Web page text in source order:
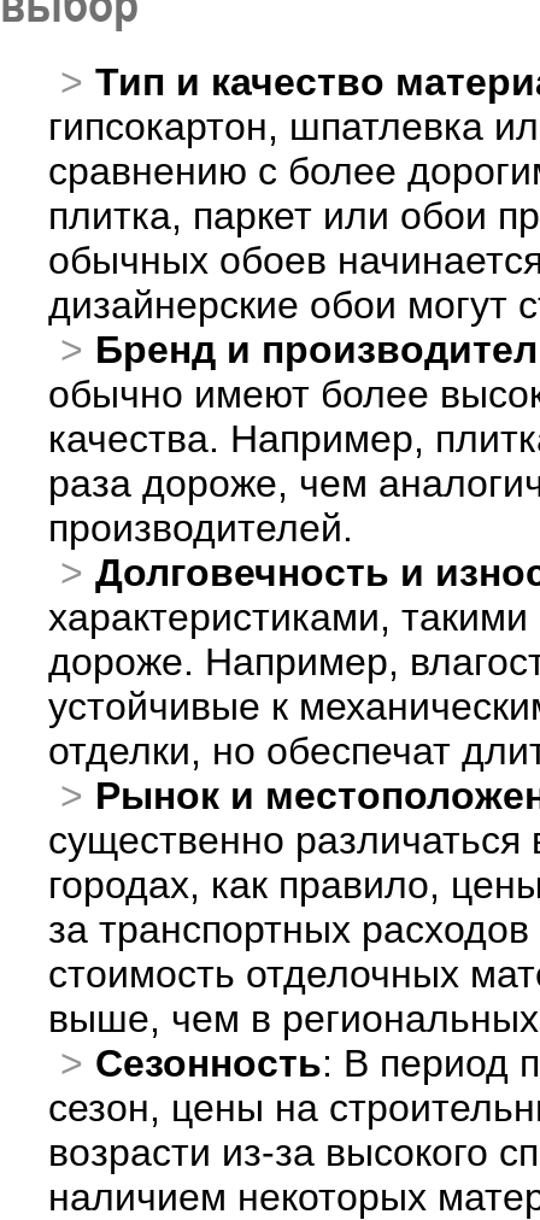
Тип и качество
гипсокартон, шпатлевка
сравнению с более
плитка, паркет или обои
обычных обоев
дизайнерские обои могут
Бренд и
обычно имеют более
качества. Например,
раза дороже, чем
производителей.
Долговечность и
характеристиками, такими
дороже. Например,
устойчивые к
отделки, но обеспечат
Рынок и
существенно
городах, как правило,
за транспортных
стоимость отделочных
выше, чем в региональных
Сезонность: В период
сезон, цены на
возрасти из-за высокого
наличием некоторых